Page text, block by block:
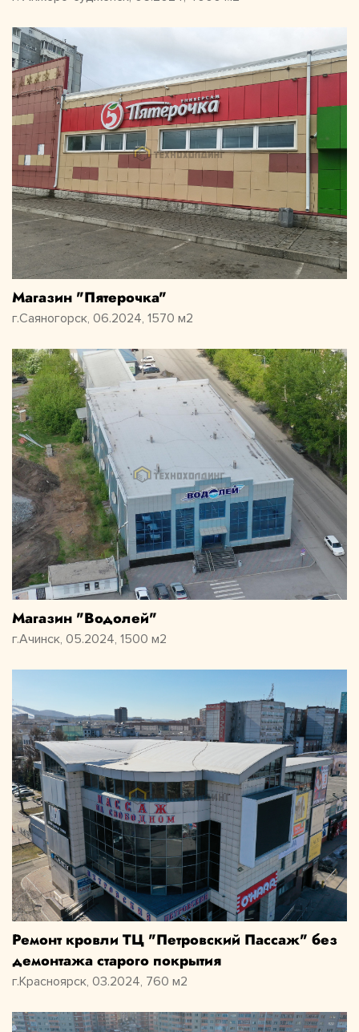
Магазин "Пятерочка"
г.Саяногорск, 06.2024, 1570 м2
Магазин "Водолей"
г.Ачинск, 05.2024, 1500 м2
Ремонт кровли ТЦ "Петровский Пассаж" без
демонтажа старого покрытия
г.Красноярск, 03.2024, 760 м2